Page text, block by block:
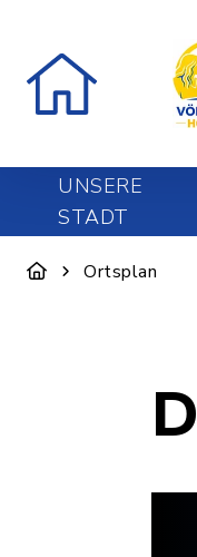
UNSERE
STADT
Ortsplan